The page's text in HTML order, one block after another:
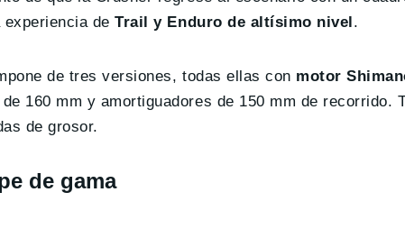
experiencia deTrail y Enduro de altísimo nivel .
de tres versiones, todas ellas con motor
160 mm y amortiguadores de 150 mm de recorrido.
de grosor.
de gama